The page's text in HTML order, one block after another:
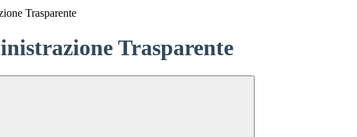
Trasparente
Trasparente